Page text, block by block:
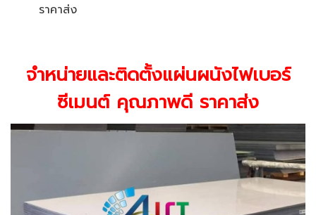
ราคาส่ง
จำหน่ายและติดตั้งแผ่นผนังไฟเบอร์
ซีเมนต์ คุณภาพดี ราคาส่ง